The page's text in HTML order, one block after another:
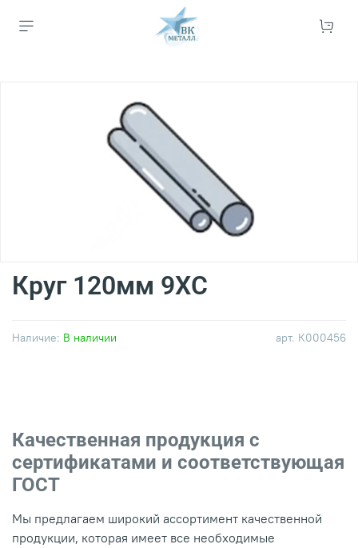
арт. К000456
Наличие: В наличии
Круг 120мм 9ХС
Качественная продукция с
сертификатами и соответствующая
ГОСТ
Мы предлагаем широкий ассортимент качественной
продукции, которая имеет все необходимые